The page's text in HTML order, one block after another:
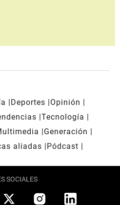
Deportes
Opinión
Tecnología
Generación
aliadas
Pódcast
SOCIALES